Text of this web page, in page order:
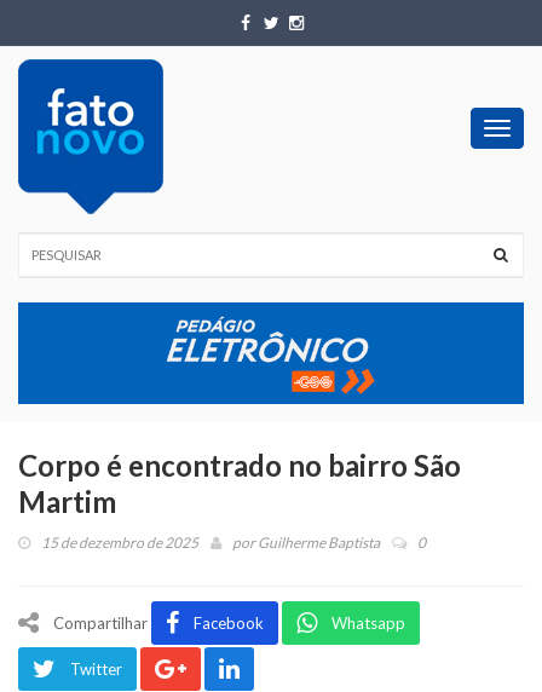
Corpo é encontrado no bairro São
Martim
15 de dezembro de 2025 porGuilherme Baptista 0
Compartilhar Facebook Whatsapp
Twitter